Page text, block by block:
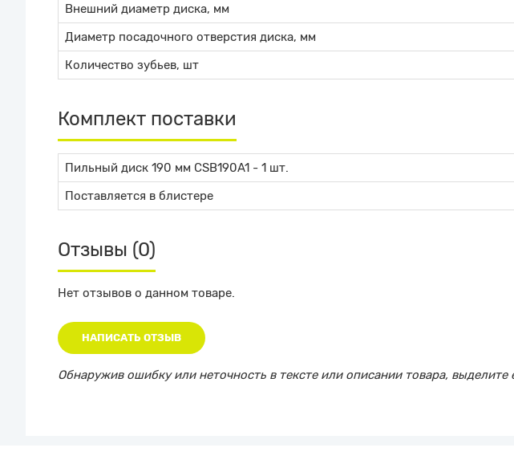
Внешний диаметр диска, мм
Диаметр посадочного отверстия диска, мм
Количество зубьев, шт
Комплект поставки
Пильный диск 190 мм CSB190A1 - 1 шт.
Поставляется в блистере
Отзывы (0)
Нет отзывов о данном товаре.
НАПИСАТЬ ОТЗЫВ
Обнаружив ошибку или неточность в тексте или описании товара,